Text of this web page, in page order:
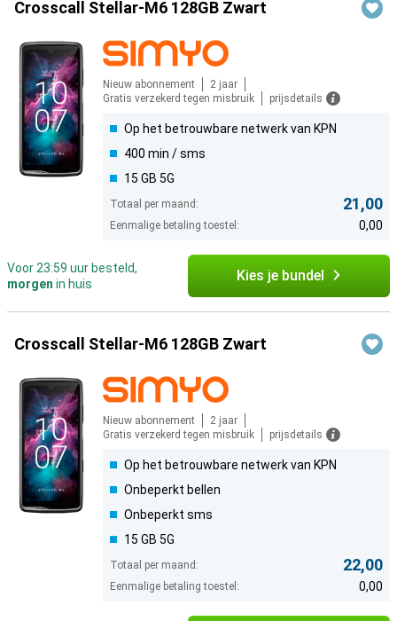
Crosscall Stellar-M6 128GB Zwart
Nieuw abonnement
2 jaar
Gratis verzekerd tegen misbruik
prijsdetails
Op het betrouwbare netwerk van KPN
400 min / sms
15 GB 5G
Totaal per maand: 21,00
Eenmalige betaling toestel: 0,00
Voor 23:59 uur besteld,
morgen in huis Kies je bundel
Crosscall Stellar-M6 128GB Zwart
Nieuw abonnement
2 jaar
Gratis verzekerd tegen misbruik
prijsdetails
Op het betrouwbare netwerk van KPN
Onbeperkt bellen
Onbeperkt sms
15 GB 5G
Totaal per maand: 22,00
Eenmalige betaling toestel: 0,00